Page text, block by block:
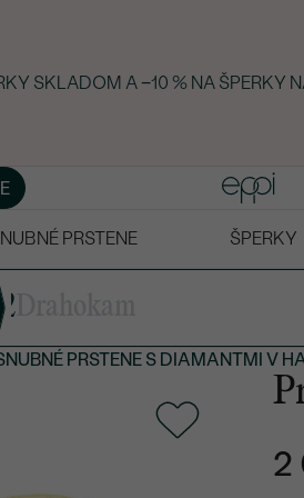
SKLADOM A −10 % NA ŠPERKY
PRSTENE ŠPERKY
2
PRSTENE S DIAMANTMI V
2